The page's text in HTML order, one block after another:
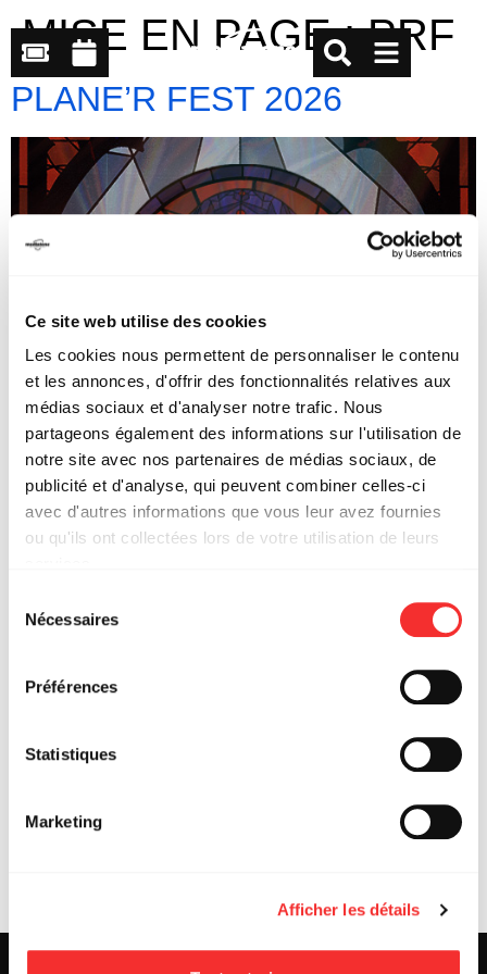
Ce site web utilise des cookies
Les cookies nous permettent de personnaliser le contenu
et les annonces, d'offrir des fonctionnalités relatives aux
médias sociaux et d'analyser notre trafic. Nous
partageons également des informations sur l'utilisation de
notre site avec nos partenaires de médias sociaux, de
publicité et d'analyse, qui peuvent combiner celles-ci
avec d'autres informations que vous leur avez fournies
ou qu'ils ont collectées lors de votre utilisation de leurs
depuis la page Mentions Légales.
Nécessaires
Préférences
Statistiques
Marketing
Afficher les détails
MISE EN PAGE :PRF
PLANE’R FEST 2026
PLANE’R FEST 2025